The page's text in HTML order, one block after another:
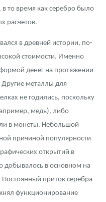
в то время как серебро было
расчетов.
в древней истории, по-
стоимости. Именно
денег на протяжении
металлы для
не годились, поскольку
медь), либо
в монеты. Небольшой
причиной популярности
открытий в
добывалось в основном на
приток серебра
функционирование